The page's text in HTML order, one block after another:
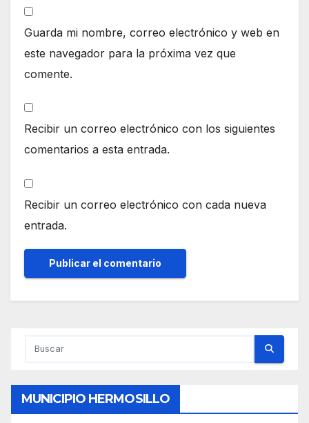
Guarda mi nombre, correo electrónico y web en
este navegador para la próxima vez que
comente.
Recibir un correo electrónico con los siguientes
comentarios a esta entrada.
Recibir un correo electrónico con cada nueva
entrada.
MUNICIPIO HERMOSILLO